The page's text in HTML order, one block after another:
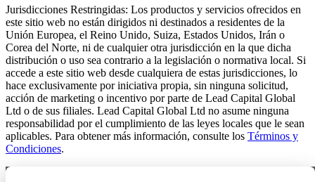
Jurisdicciones Restringidas: Los productos y servicios ofrecidos en
este sitio web no están dirigidos ni destinados a residentes de la
Unión Europea, el Reino Unido, Suiza, Estados Unidos, Irán o
Corea del Norte, ni de cualquier otra jurisdicción en la que dicha
distribución o uso sea contrario a la legislación o normativa local. Si
accede a este sitio web desde cualquiera de estas jurisdicciones, lo
hace exclusivamente por iniciativa propia, sin ninguna solicitud,
acción de marketing o incentivo por parte de Lead Capital Global
Ltd o de sus filiales. Lead Capital Global Ltd no asume ninguna
responsabilidad por el cumplimiento de las leyes locales que le sean
aplicables. Para obtener más información, consulte los Términos y
Condiciones.
NUESTRAS LICENCIAS REGULATORIAS